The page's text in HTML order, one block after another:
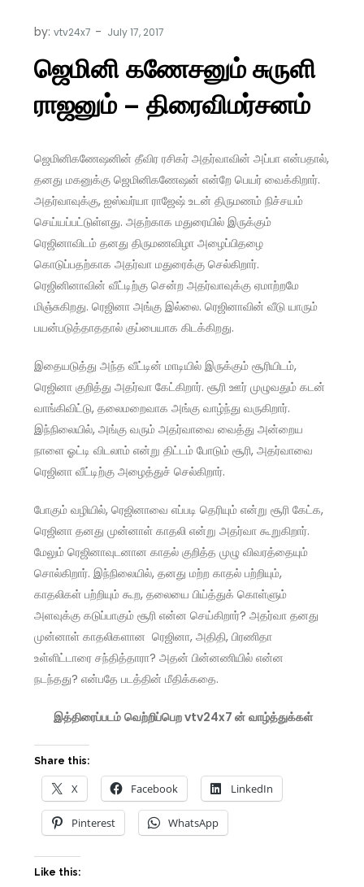
by:vtv24x7
ஜெமினி கணேசனும் சுருளி
ராஜனும் – திரைவிமர்சனம்
ஜெமினிகணேஷனின் தீவிர ரசிகர் அதர்வாவின் அப்பா என்பதால்,
தனது மகனுக்கு ஜெமினிகணேஷன் என்றே பெயர் வைக்கிறார்.
அதர்வாவுக்கு, ஐஸ்வர்யா ராஜேஷ் உடன் திருமணம் நிச்சயம்
செய்யப்பட்டுள்ளது. அதற்காக மதுரையில் இருக்கும்
ரெஜினாவிடம் தனது திருமணவிழா அழைப்பிதழை
கொடுப்பதற்காக அதர்வா மதுரைக்கு செல்கிறார்.
ரெஜினினாவின் வீட்டிற்கு சென்ற அதர்வாவுக்கு ஏமாற்றமே
மிஞ்சுகிறது. ரெஜினா அங்கு இல்லை. ரெஜினாவின் வீடு யாரும்
பயன்படுத்தாததால் குப்பையாக கிடக்கிறது.
இதையடுத்து அந்த வீட்டின் மாடியில் இருக்கும் சூரியிடம்,
ரெஜினா குறித்து அதர்வா கேட்கிறார். சூரி ஊர் முழுவதும் கடன்
வாங்கிவிட்டு, தலைமறைவாக அங்கு வாழ்ந்து வருகிறார்.
இந்நிலையில், அங்கு வரும் அதர்வாவை வைத்து அன்றைய
நாளை ஓட்டி விடலாம் என்று திட்டம் போடும் சூரி, அதர்வாவை
ரெஜினா வீட்டிற்கு அழைத்துச் செல்கிறார்.
போகும் வழியில், ரெஜினாவை எப்படி தெரியும் என்று சூரி கேட்க,
ரெஜினா தனது முன்னாள் காதலி என்று அதர்வா கூறுகிறார்.
மேலும் ரெஜினாவுடனான காதல் குறித்த முழு விவரத்தையும்
சொல்கிறார். இந்நிலையில், தனது மற்ற காதல் பற்றியும்,
காதலிகள் பற்றியும் கூற, தலையை பிய்த்துக் கொள்ளும்
அளவுக்கு கடுப்பாகும் சூரி என்ன செய்கிறார்? அதர்வா தனது
முன்னாள் காதலிகளான ரெஜினா, அதிதி, பிரணிதா
உள்ளிட்டாரை சந்தித்தாரா? அதன் பின்னணியில் என்ன
நடந்தது? என்பதே படத்தின் மீதிக்கதை.
இத்திரைப்படம் வெற்றிப்பெறvtv24x7 ன் வாழ்த்துக்கள்
Share this:
X Facebook LinkedIn
Pinterest WhatsApp
Like this: